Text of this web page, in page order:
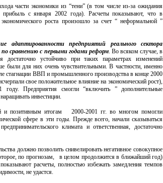
части экономики из “тени” (в том числе из-за ожидания
прибыль с января 2002 года). Расчеты показывают, что в
роста произошло за счет “ неформальной ”
адаптированности предприятий реального сектора
сравнению с первыми годами реформ. Во всяком случае, в
достаточно устойчиво при таких параметрах изменений
были для них очень чувствительными. В частности, именно
стагнации ВВП и промышленного производства в конце 2000
свое положительное влияние на экономический рост),
году. Предприятия смогли “включить ” дополнительные
инвестиции.
и позитивным итогам 2000-2001 гг. во многом помогли
сфере в эти годы. Прежде всего, начали сказываться
климата и ответственная, достаточно
должно позволить снивелировать негативное совокупное
по прогнозам, в целом продолжится в ближайший год)
расчеты, полностью избежать замедления темпов
не удастся.